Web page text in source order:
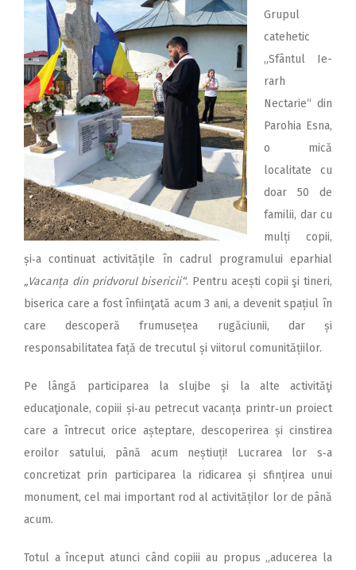
2011
2010
2009
Grupul
catehetic
„Sfântul Ie­­
rarh
Nectarie“ din
Pa­rohia Esna,
o mică
locali­tate cu
doar 50 de
familii, dar cu
mulți copii,
și‑a continuat activitățile în cadrul programului eparhial
„Vacanța din pridvorul bisericii“. Pentru acești copii şi tineri,
biserica care a fost înfiinţată acum 3 ani, a devenit spațiul în
care descoperă frumusețea rugăciunii, dar și
responsabilitatea față de trecutul și viitorul comunitățiilor.
Pe lângă participarea la slujbe şi la alte activităţi
educaţionale, copiii și‑au petrecut vacanța printr‑un proiect
care a întrecut orice așteptare, descoperirea și cinstirea
eroilor satului, până acum neștiuți! Lucrarea lor s‑a
concretizat prin participarea la ridicarea și sfințirea unui
monument, cel mai important rod al activităților lor de până
acum.
Totul a început atunci când copiii au propus „aducerea la